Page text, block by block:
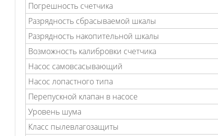
Погрешность счетчика
Разрядность сбрасываемой шкалы
Разрядность накопительной шкалы
Возможность калибровки счетчика
Насос самовсасывающий
Насос лопастного типа
Перепускной клапан в насосе
Уровень шума
Класс пылевлагозащиты